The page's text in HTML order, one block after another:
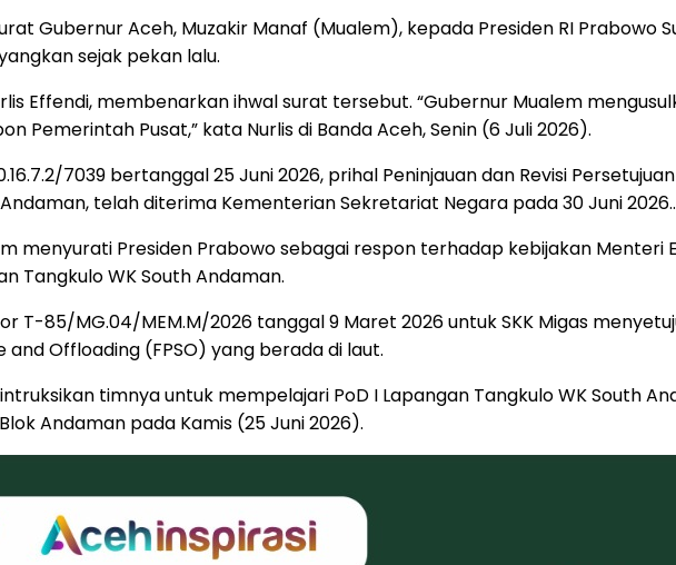
Gubernur Aceh, Muzakir Manaf (Mualem), kepada Presiden RI Prabowo
sejak pekan lalu.
Effendi, membenarkan ihwal surat tersebut. “Gubernur Mualem
Pemerintah Pusat,” kata Nurlis di Banda Aceh, Senin (6 Juli 2026).
7039 bertanggal 25 Juni 2026, prihal Peninjauan dan Revisi
telah diterima Kementerian Sekretariat Negara pada 30 Juni 2026..
menyurati Presiden Prabowo sebagai respon terhadap kebijakan Menteri
Tangkulo WK South Andaman.
T-85/MG.04/MEM.M/2026 tanggal 9 Maret 2026 untuk SKK Migas
Offloading (FPSO) yang berada di laut.
timnya untuk mempelajari PoD I Lapangan Tangkulo WK South
Andaman pada Kamis (25 Juni 2026).